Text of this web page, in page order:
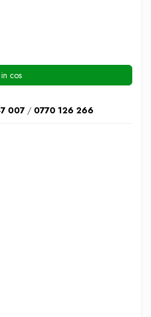
cos
007 / 0770 126 266